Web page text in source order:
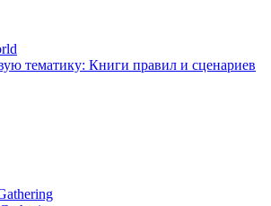
тематику: Книги правил и сценариев